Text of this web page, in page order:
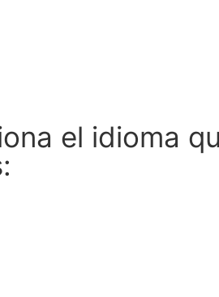
entre las 23 disciplinas
el idioma